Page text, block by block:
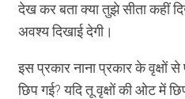
देख कर बता क्या तुझे सीता कहीं
अवश्य दिखाई देगी।
इस प्रकार नाना प्रकार के वृक्षों
छिप गई? यदि तू वृक्षों की ओट में